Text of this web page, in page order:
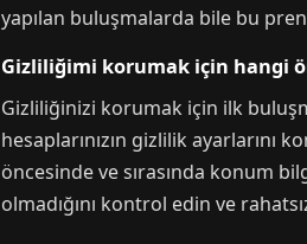
yapılan buluşmalarda bile bu
Gizliliğimi korumak için hangi
Gizliliğinizi korumak için ilk
hesaplarınızın gizlilik ayarlarını
öncesinde ve sırasında konum
olmadığını kontrol edin ve